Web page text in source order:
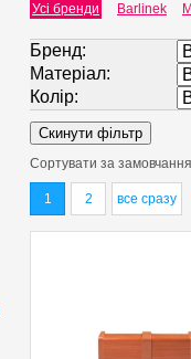
Усі бренди Barlinek
Бренд:
Матеріал:
Колір:
Сортувати за
1 2 все сразу